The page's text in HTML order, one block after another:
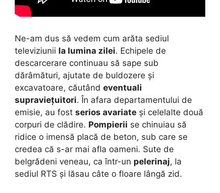
Ne-am dus să vedem cum arăta sediul
televiziunii la lumina zilei. Echipele de
descarcerare continuau să sape sub
dărâmături, ajutate de buldozere și
excavatoare, căutând eventuali
supraviețuitori. În afara departamentului de
emisie, au fost serios avariate și celelalte două
corpuri de clădire. Pompierii se chinuiau să
ridice o imensă placă de beton, sub care se
credea că s-ar mai afla oameni. Sute de
belgrădeni veneau, ca într-un pelerinaj, la
sediul RTS și lăsau câte o floare lângă zid.